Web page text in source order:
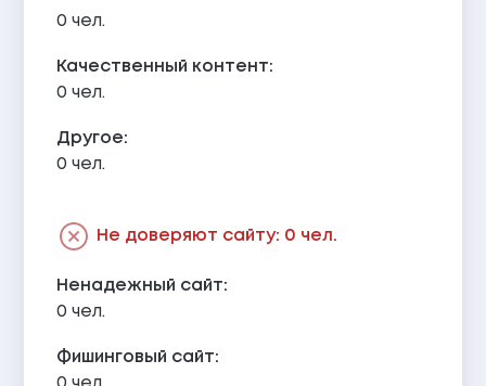
0 чел.
Качественный контент:
0 чел.
Другое:
0 чел.
Не доверяют сайту: 0 чел.
Ненадежный сайт:
0 чел.
Фишинговый сайт: